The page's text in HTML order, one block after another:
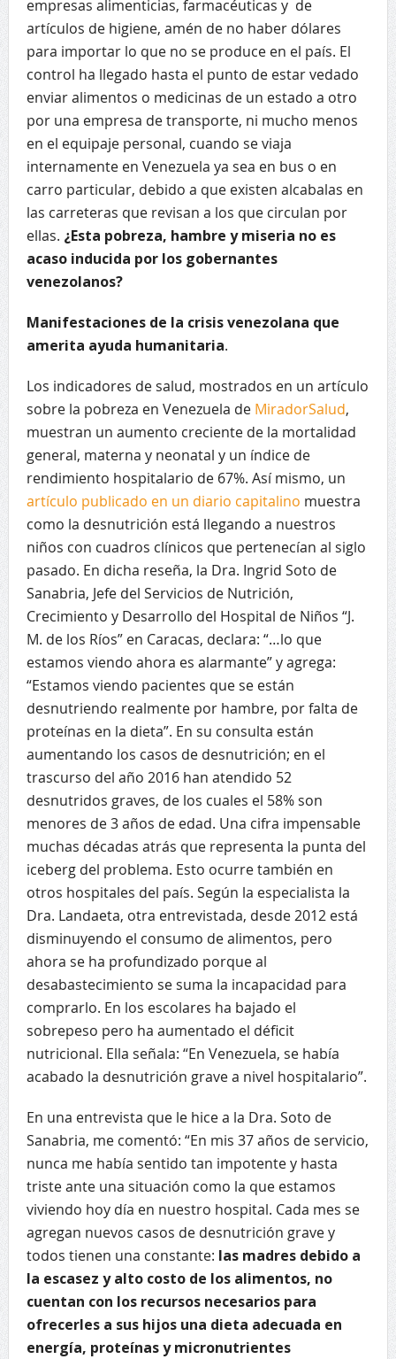
empresas alimenticias, farmacéuticas y de
artículos de higiene, amén de no haber dólares
para importar lo que no se produce en el país. El
control ha llegado hasta el punto de estar vedado
enviar alimentos o medicinas de un estado a otro
por una empresa de transporte, ni mucho menos
en el equipaje personal, cuando se viaja
internamente en Venezuela ya sea en bus o en
carro particular, debido a que existen alcabalas en
las carreteras que revisan a los que circulan por
ellas. ¿Esta pobreza, hambre y miseria no es
acaso inducida por los gobernantes
venezolanos?
Manifestaciones de la crisis venezolana que
amerita ayuda humanitaria.
Los indicadores de salud, mostrados en un artículo
sobre la pobreza en Venezuela de MiradorSalud,
muestran un aumento creciente de la mortalidad
general, materna y neonatal y un índice de
rendimiento hospitalario de 67%. Así mismo, un
artículo publicado en un diario capitalino muestra
como la desnutrición está llegando a nuestros
niños con cuadros clínicos que pertenecían al siglo
pasado. En dicha reseña, la Dra. Ingrid Soto de
Sanabria, Jefe del Servicios de Nutrición,
Crecimiento y Desarrollo del Hospital de Niños “J.
M. de los Ríos” en Caracas, declara: “…lo que
estamos viendo ahora es alarmante” y agrega:
“Estamos viendo pacientes que se están
desnutriendo realmente por hambre, por falta de
proteínas en la dieta”. En su consulta están
aumentando los casos de desnutrición; en el
trascurso del año 2016 han atendido 52
desnutridos graves, de los cuales el 58% son
menores de 3 años de edad. Una cifra impensable
muchas décadas atrás que representa la punta del
iceberg del problema. Esto ocurre también en
otros hospitales del país. Según la especialista la
Dra. Landaeta, otra entrevistada, desde 2012 está
disminuyendo el consumo de alimentos, pero
ahora se ha profundizado porque al
desabastecimiento se suma la incapacidad para
comprarlo. En los escolares ha bajado el
sobrepeso pero ha aumentado el déficit
nutricional. Ella señala: “En Venezuela, se había
acabado la desnutrición grave a nivel hospitalario”.
En una entrevista que le hice a la Dra. Soto de
Sanabria, me comentó: “En mis 37 años de servicio,
nunca me había sentido tan impotente y hasta
triste ante una situación como la que estamos
viviendo hoy día en nuestro hospital. Cada mes se
agregan nuevos casos de desnutrición grave y
todos tienen una constante: las madres debido a
la escasez y alto costo de los alimentos, no
cuentan con los recursos necesarios para
ofrecerles a sus hijos una dieta adecuada en
energía, proteínas y micronutrientes